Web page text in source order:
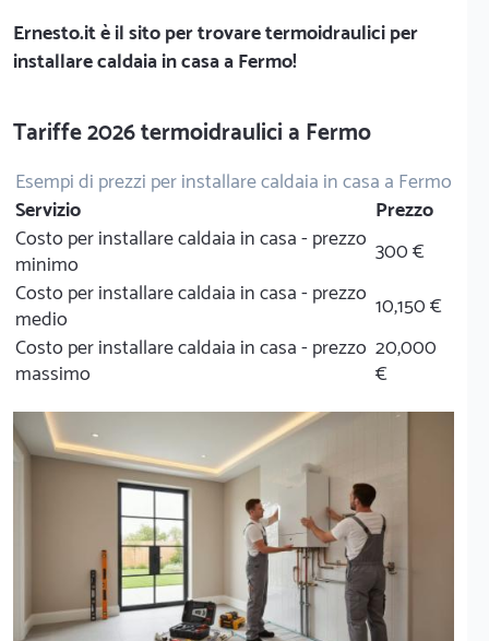
Ernesto.itè il sito per trovare termoidraulici per
installare caldaia in casa a Fermo!
Tariffe 2026 termoidraulici a Fermo
Esempi di prezzi per installare caldaia in casa a Fermo
Servizio
Prezzo
Costo per installare caldaia in casa - prezzo
minimo
300 €
Costo per installare caldaia in casa - prezzo
medio
10,150 €
Costo per installare caldaia in casa - prezzo
massimo
20,000
€